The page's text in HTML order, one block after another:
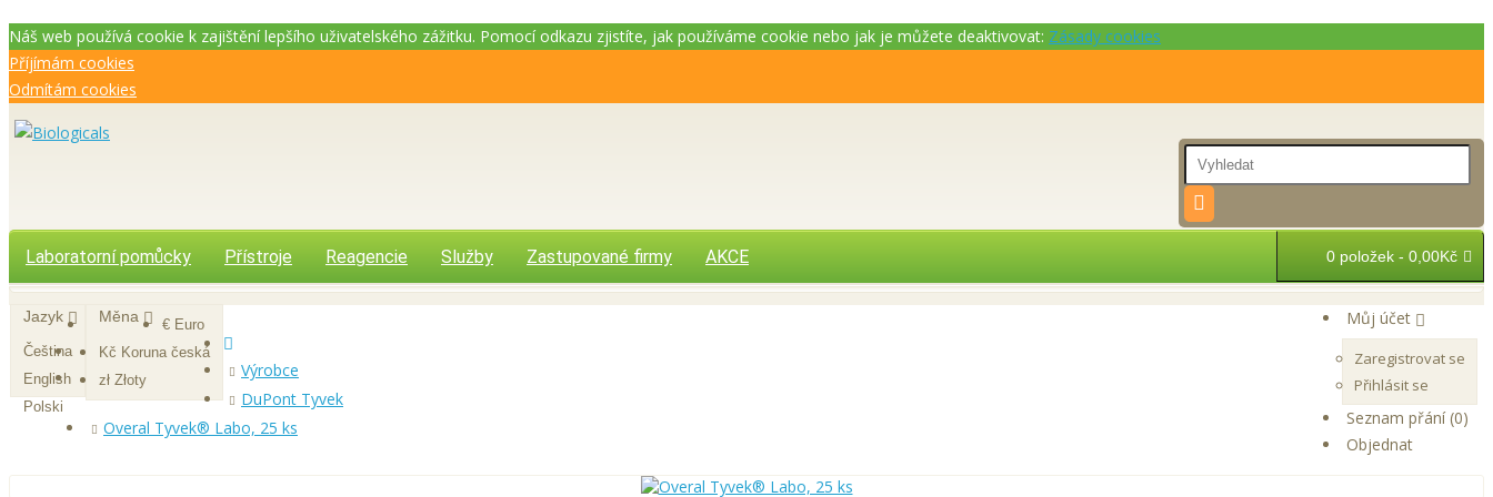
Náš web používá cookie k zajištění lepšího uživatelského zážitku. Pomocí odkazu zjistíte, jak používáme cookie nebo jak je můžete deaktivovat: Zásady cookies
Příjímám cookies
Odmítám cookies
Laboratorní pomůcky Přístroje Reagencie Služby Zastupované firmy AKCE 0 položek - 0,00Kč
Jazyk
Čeština
English
Polski
Měna
€ Euro
Kč Koruna česká
zł Złoty
Můj účet
Zaregistrovat se
Přihlásit se
Seznam přání (0)
Objednat
Výrobce
DuPont Tyvek
Overal Tyvek® Labo, 25 ks